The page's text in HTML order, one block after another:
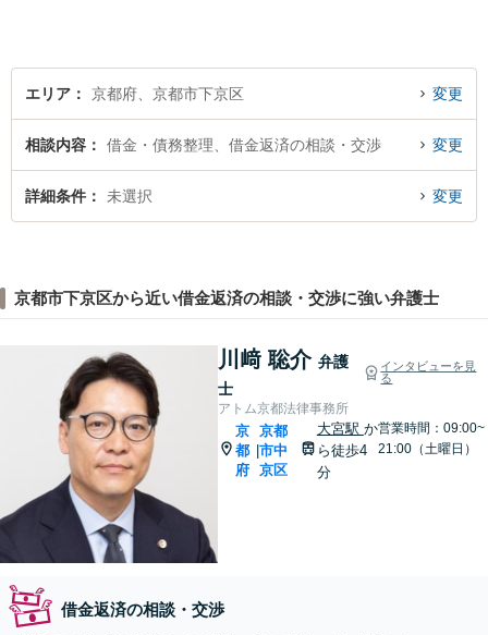
エリア 京都府、京都市下京区 変更
相談内容 借金・債務整理、借金返済の相談・交渉 変更
詳細条件 未選択 変更
京都市下京区から近い借金返済の相談・交渉に強い弁護士
川﨑 聡介 弁護
士
インタビューを見
る
アトム京都法律事務所
京
都
府
京都
市中
京区
大宮駅 か
ら徒歩4
分
営業時間：09:00~
21:00（土曜日）
借金返済の相談・交渉